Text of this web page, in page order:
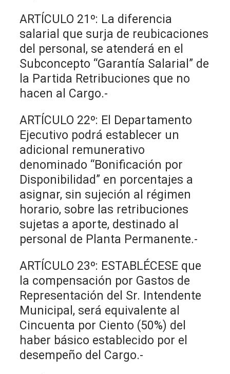
ARTÍCULO 21º: La diferencia
salarial que surja de reubicaciones
del personal, se atenderá en el
Subconcepto “Garantía Salarial” de
la Partida Retribuciones que no
hacen al Cargo.-
ARTÍCULO 22º: El Departamento
Ejecutivo podrá establecer un
adicional remunerativo
denominado “Bonificación por
Disponibilidad” en porcentajes a
asignar, sin sujeción al régimen
horario, sobre las retribuciones
sujetas a aporte, destinado al
personal de Planta Permanente.-
ARTÍCULO 23º: ESTABLÉCESE que
la compensación por Gastos de
Representación del Sr. Intendente
Municipal, será equivalente al
Cincuenta por Ciento (50%) del
haber básico establecido por el
desempeño del Cargo.-